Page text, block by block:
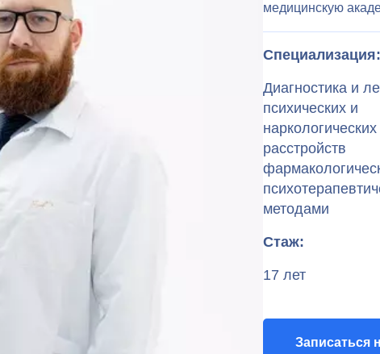
медицинскую
Специализация:
Диагностика и
психических и
наркологических
расстройств
методами
Стаж:
17 лет
Записаться